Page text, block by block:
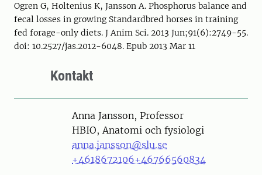
Ogren G, Holtenius K, Jansson A. Phosphorus balance and
fecal losses in growing Standardbred horses in training
fed forage-only diets. J Anim Sci. 2013 Jun;91(6):2749-55.
doi: 10.2527/jas.2012-6048. Epub 2013 Mar 11
Kontakt
PersonAnna Jansson, Professor
HBIO, Anatomi och fysiologi
anna.jansson@slu.se
+4618672106+46766560834